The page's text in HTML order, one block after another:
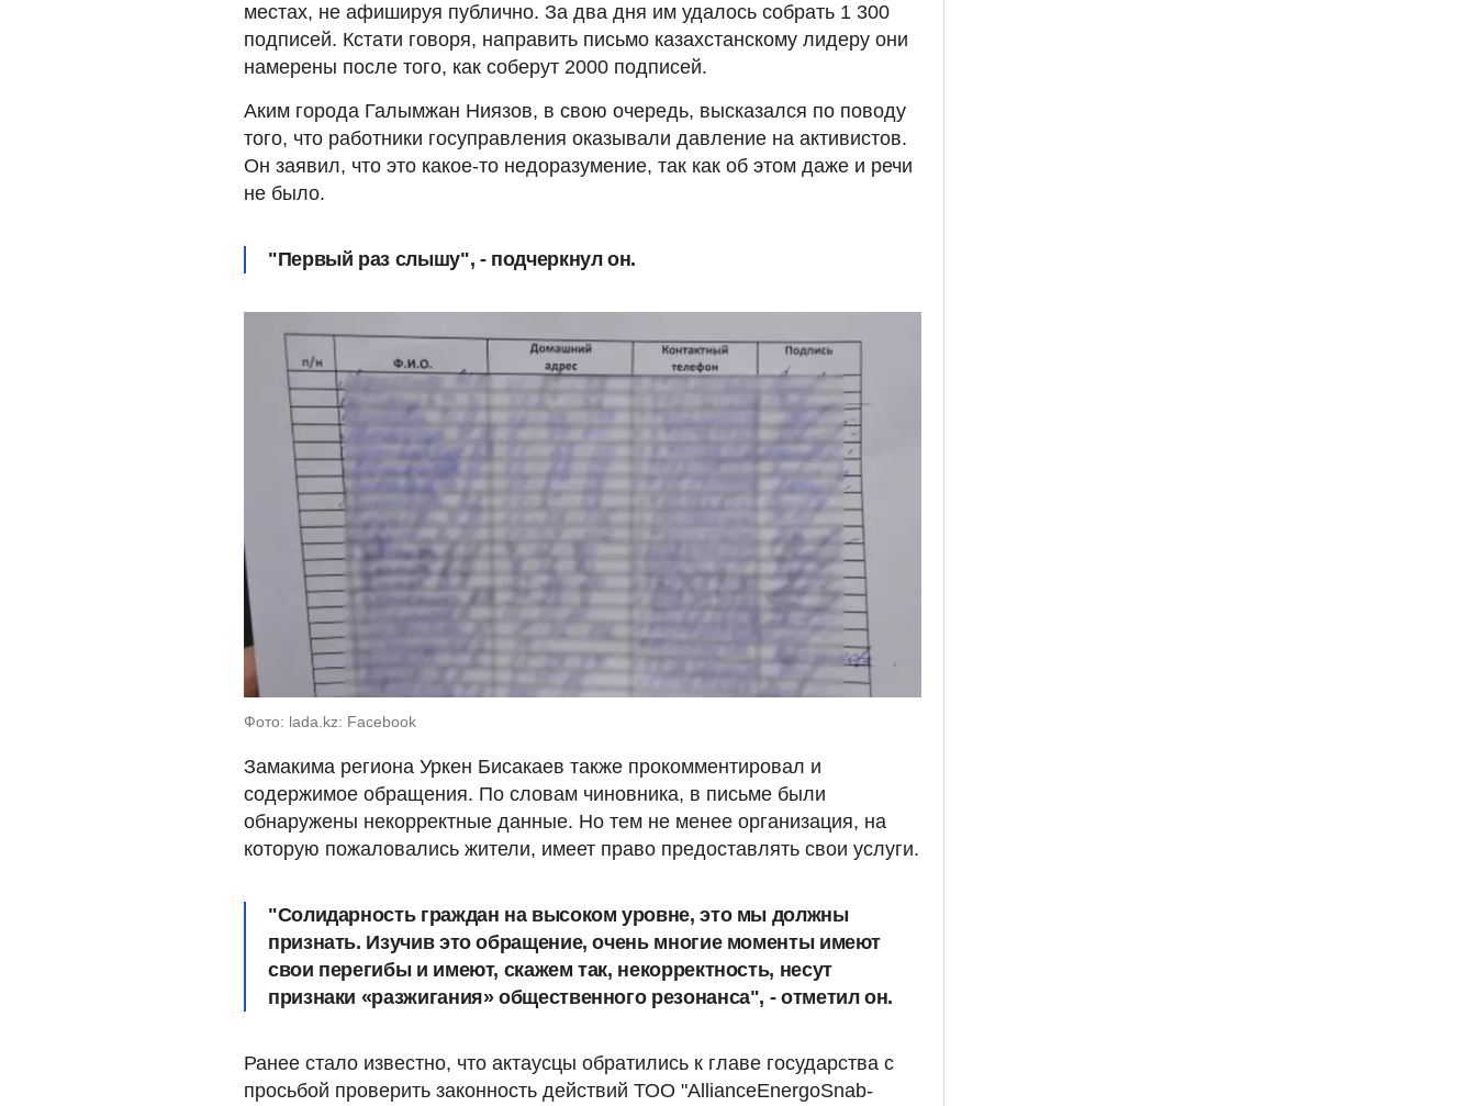
местах, не афишируя публично. За два дня им удалось собрать 1 300
подписей. Кстати говоря, направить письмо казахстанскому лидеру они
намерены после того, как соберут 2000 подписей.
Аким города Галымжан Ниязов, в свою очередь, высказался по поводу
того, что работники госуправления оказывали давление на активистов.
Он заявил, что это какое-то недоразумение, так как об этом даже и речи
не было.
"Первый раз слышу", - подчеркнул он.
Фото: lada.kz: Facebook
Замакима региона Уркен Бисакаев также прокомментировал и
содержимое обращения. По словам чиновника, в письме были
обнаружены некорректные данные. Но тем не менее организация, на
которую пожаловались жители, имеет право предоставлять свои услуги.
"Солидарность граждан на высоком уровне, это мы должны
признать. Изучив это обращение, очень многие моменты имеют
свои перегибы и имеют, скажем так, некорректность, несут
признаки «разжигания» общественного резонанса", - отметил он.
Ранее стало известно, что актаусцы обратились к главе государства с
просьбой проверить законность действий ТОО "АllianceEnergoSnab-